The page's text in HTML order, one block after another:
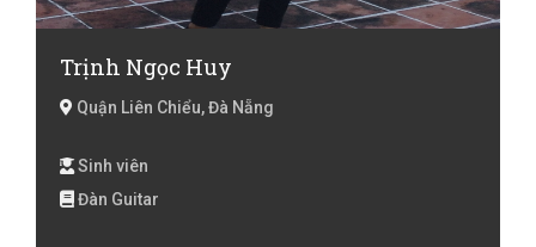
Trịnh Ngọc Huy
Quận Liên Chiểu, Đà Nẵng
Sinh viên
Đàn Guitar